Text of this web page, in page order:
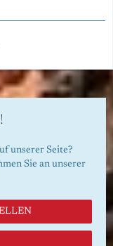
unserer Seite?
Sie an unserer